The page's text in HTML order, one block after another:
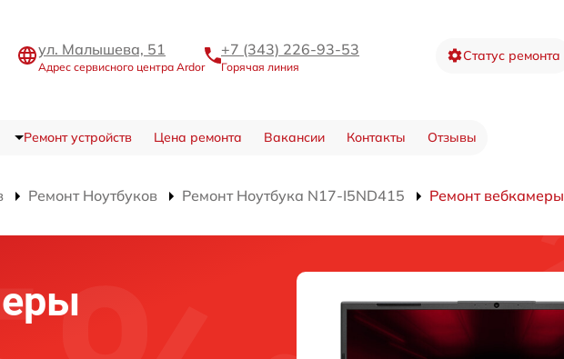
ул. Малышева, 51
Адрес сервисного центра Ardor
+7 (343) 226-93-53
Горячая линия
Статус ремонта
Ремонт устройств Цена ремонта Вакансии Контакты Отзывы
Ремонт Ноутбуков Ремонт Ноутбука N17-I5ND415 Ремонт вебкамеры